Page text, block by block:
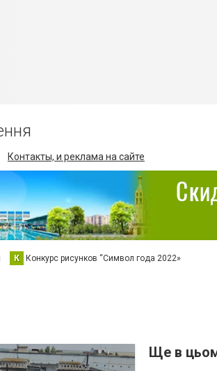
Контакты, и реклама на сайте
К Конкурс рисунков “Символ года 2022»
Ще в